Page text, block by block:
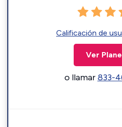
Calificación de
Ver
o llamar833-